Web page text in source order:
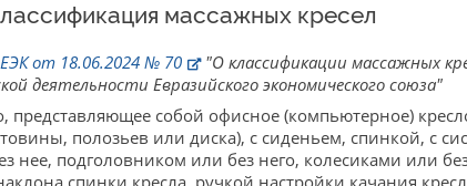
массажных кресел
от 18.06.2024 № 70
"О классификации массажных
деятельности Евразийского экономического союза"
представляющее собой офисное (компьютерное)
полозьев или диска), с сиденьем, спинкой, с
нее, подголовником или без него, колесиками или
спинки кресла, ручкой настройки качания